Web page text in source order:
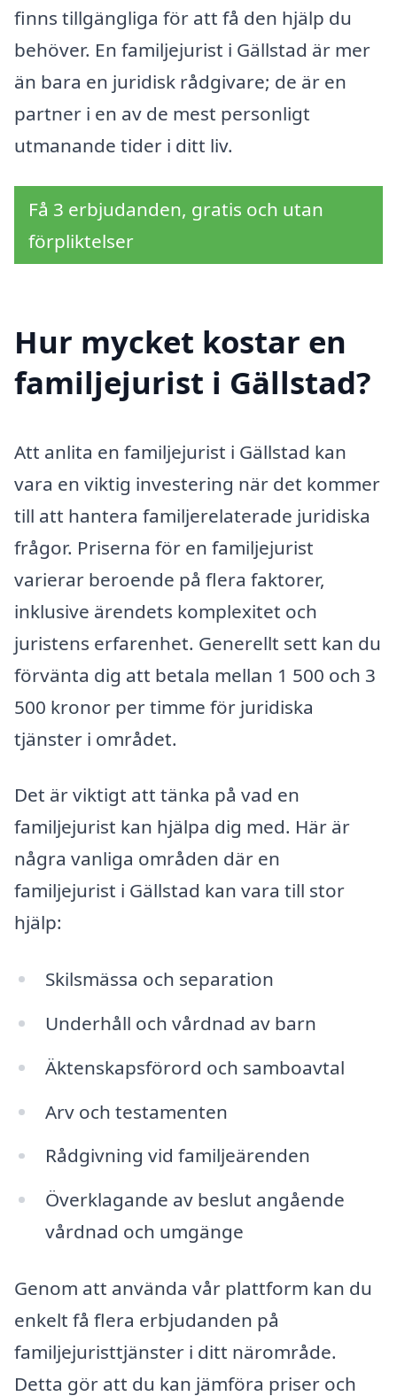
finns tillgängliga för att få den hjälp du
behöver. En familjejurist i Gällstad är mer
än bara en juridisk rådgivare; de är en
partner i en av de mest personligt
utmanande tider i ditt liv.
Få 3 erbjudanden, gratis och utan
förpliktelser
Hur mycket kostar en
familjejurist i Gällstad?
Att anlita en familjejurist i Gällstad kan
vara en viktig investering när det kommer
till att hantera familjerelaterade juridiska
frågor. Priserna för en familjejurist
varierar beroende på flera faktorer,
inklusive ärendets komplexitet och
juristens erfarenhet. Generellt sett kan du
förvänta dig att betala mellan 1 500 och 3
500 kronor per timme för juridiska
tjänster i området.
Det är viktigt att tänka på vad en
familjejurist kan hjälpa dig med. Här är
några vanliga områden där en
familjejurist i Gällstad kan vara till stor
hjälp:
Skilsmässa och separation
Underhåll och vårdnad av barn
Äktenskapsförord och samboavtal
Arv och testamenten
Rådgivning vid familjeärenden
Överklagande av beslut angående
vårdnad och umgänge
Genom att använda vår plattform kan du
enkelt få flera erbjudanden på
familjejuristtjänster i ditt närområde.
Detta gör att du kan jämföra priser och